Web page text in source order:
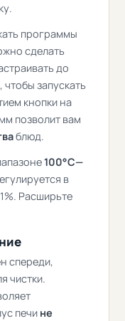
программы
сделать
до
чтобы запускать
кнопки на
позволит вам
блюд.
100°С—
в
Расширьте
спереди,
чистки.
печи не